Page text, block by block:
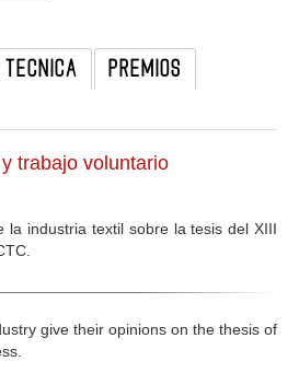
Y COMUNITARIO
TECNICA
PREMIOS
trabajo voluntario
la industria textil sobre la tesis del XIII
give their opinions on the thesis of